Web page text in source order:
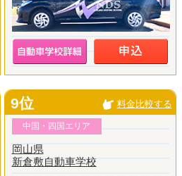
9位 料金比較する
中国・四国エリア
岡山県
新倉敷自動車学校